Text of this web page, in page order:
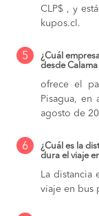
CLP$ , y
kupos.cl.
5
¿Cuál
desde
ofrece el
Pisagua,
agosto de
6
¿Cuál es la
dura el viaje
La
viaje en bus